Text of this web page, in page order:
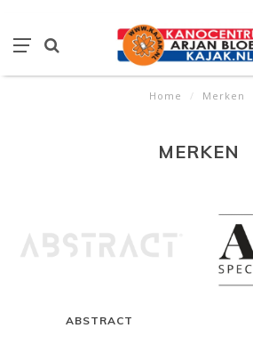
Home / Merken
MERKEN
ABSTRACT